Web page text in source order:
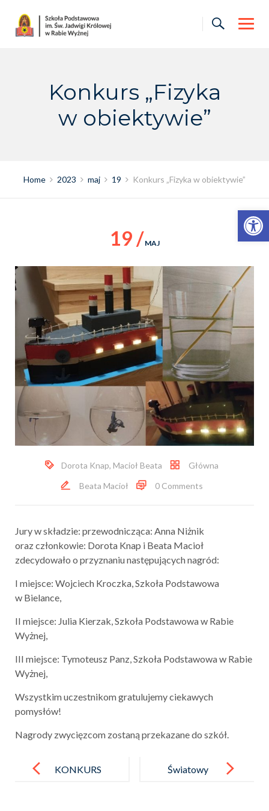
Otwórz pasek narzędzi
content
Konkurs „Fizyka
w obiektywie”
Home 2023 maj 19 Konkurs „Fizyka w obiektywie”
19 / MAJ
Dorota Knap, Macioł Beata
Główna
Beata Macioł
0 Comments
Jury w składzie: przewodnicząca: Anna Niżnik
oraz członkowie: Dorota Knap i Beata Macioł
zdecydowało o przyznaniu następujących nagród:
I miejsce: Wojciech Kroczka, Szkoła Podstawowa
w Bielance,
II miejsce: Julia Kierzak, Szkoła Podstawowa w Rabie
Wyżnej,
III miejsce: Tymoteusz Panz, Szkoła Podstawowa w Rabie
Wyżnej,
Wszystkim uczestnikom gratulujemy ciekawych
pomysłów!
Nagrody zwycięzcom zostaną przekazane do szkół.
navigationKONKURS
Światowy